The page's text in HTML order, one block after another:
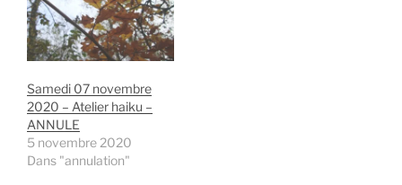
Samedi 07 novembre
2020 – Atelier haiku –
ANNULE
5 novembre 2020
Dans "annulation"